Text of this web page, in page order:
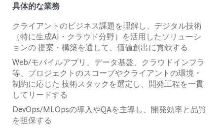
具体的な業務
クライアントのビジネス課題を理解し、デジタル技術
（特に生成AI ・クラウド分野）を活用したソリューシ
ョンの提案・構築を通して、価値創出に貢献する
Web/モバイルアプリ、データ基盤、クラウドインフラ
等、プロジェクトのスコープやクライアントの環境・
制約に応じた 技術スタックを選定し、開発工程を一貫
してリードする
DevOps/MLOpsの導入やQAを主導し、開発効率と品質
を担保する